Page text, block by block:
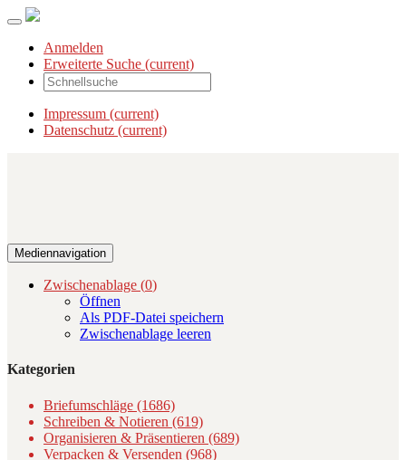
Anmelden
Erweiterte Suche (current)
Impressum (current)
Datenschutz (current)
Mediennavigation
Zwischenablage (0)
Öffnen
Als PDF-Datei speichern
Zwischenablage leeren
Kategorien
Briefumschläge (1686)
Schreiben & Notieren (619)
Organisieren & Präsentieren (689)
Verpacken & Versenden (968)